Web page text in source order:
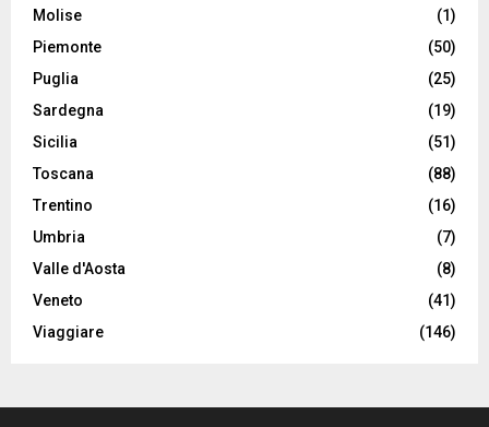
Molise
(1)
Piemonte
(50)
Puglia
(25)
Sardegna
(19)
Sicilia
(51)
Toscana
(88)
Trentino
(16)
Umbria
(7)
Valle d'Aosta
(8)
Veneto
(41)
Viaggiare
(146)